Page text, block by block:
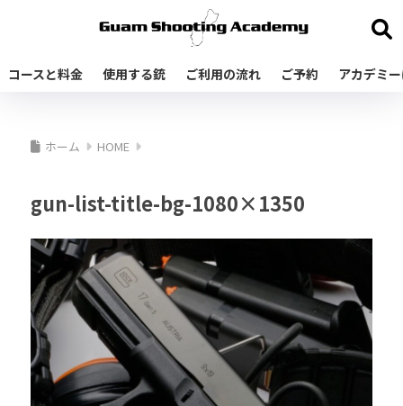
コースと料金 使用する銃 ご利用の流れ ご予約 アカデミ
ホーム HOME
gun-list-title-bg-1080×1350